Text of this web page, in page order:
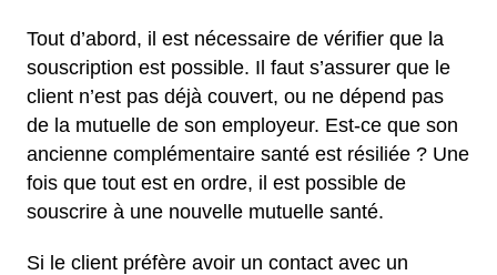
Tout d’abord, il est nécessaire de vérifier que la
souscription est possible. Il faut s’assurer que le
client n’est pas déjà couvert, ou ne dépend pas
de la mutuelle de son employeur. Est-ce que son
ancienne complémentaire santé est résiliée ? Une
fois que tout est en ordre, il est possible de
souscrire à une nouvelle mutuelle santé.
Si le client préfère avoir un contact avec un